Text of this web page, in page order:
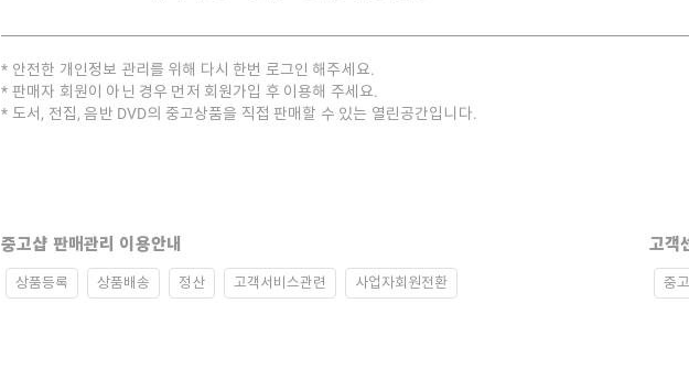
안전한 개인정보 관리를 위해 다시 한번 로그인 해주세요.
판매자 회원이 아닌 경우 먼저 회원가입 후 이용해 주세요.
도서, 전집, 음반 DVD의 중고상품을 직접 판매할 수 있는 열린공간입니다.
중고샵 판매관리 이용안내
상품등록 상품배송 정산 고객서비스관련 사업자회원전환
고객
중